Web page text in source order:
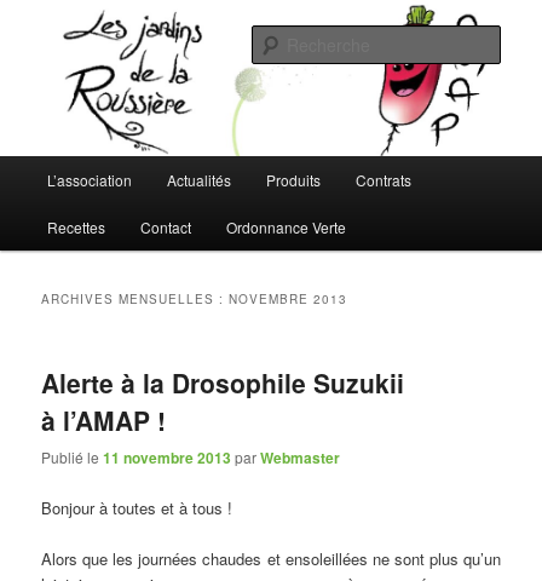
secondaireLes Jardins de la Roussière
L'AMAP de Montreuil-Juigné !
principal
L’association Actualités Produits Contrats
Recettes Contact Ordonnance Verte
ARCHIVES MENSUELLES :NOVEMBRE 2013
Alerte à la Drosophile Suzukii
à l’AMAP !
Publié le11 novembre 2013parWebmaster
Bonjour à toutes et à tous !
Alors que les journées chaudes et ensoleillées ne sont plus qu’un